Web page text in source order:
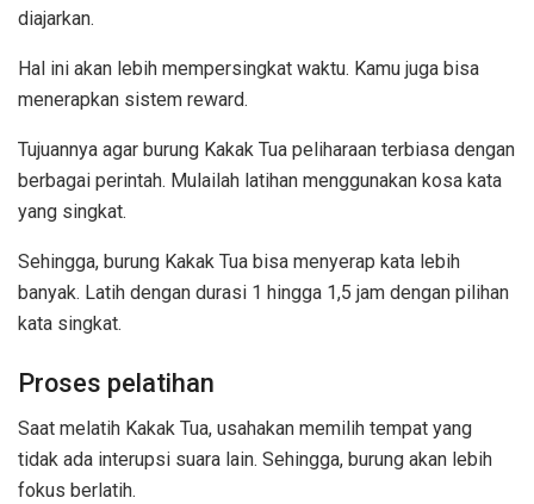
diajarkan.
Hal ini akan lebih mempersingkat waktu. Kamu juga bisa
menerapkan sistem reward.
Tujuannya agar burung Kakak Tua peliharaan terbiasa dengan
berbagai perintah. Mulailah latihan menggunakan kosa kata
yang singkat.
Sehingga, burung Kakak Tua bisa menyerap kata lebih
banyak. Latih dengan durasi 1 hingga 1,5 jam dengan pilihan
kata singkat.
Proses pelatihan
Saat melatih Kakak Tua, usahakan memilih tempat yang
tidak ada interupsi suara lain. Sehingga, burung akan lebih
fokus berlatih.